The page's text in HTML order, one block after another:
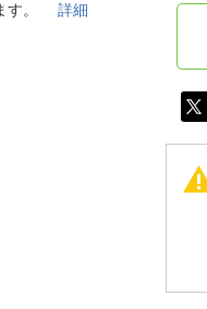
ます。詳細